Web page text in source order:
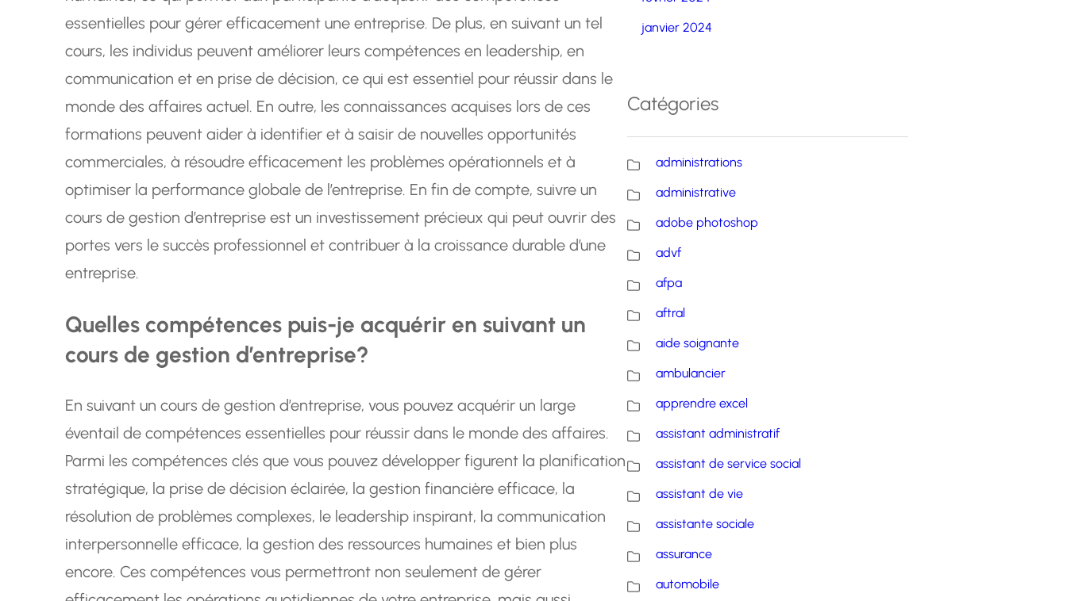
essentielles pour gérer efficacement une entreprise. De plus, en suivant un tel
cours, les individus peuvent améliorer leurs compétences en leadership, en
communication et en prise de décision, ce qui est essentiel pour réussir dans le
monde des affaires actuel. En outre, les connaissances acquises lors de ces
formations peuvent aider à identifier et à saisir de nouvelles opportunités
commerciales, à résoudre efficacement les problèmes opérationnels et à
optimiser la performance globale de l’entreprise. En fin de compte, suivre un
cours de gestion d’entreprise est un investissement précieux qui peut ouvrir des
portes vers le succès professionnel et contribuer à la croissance durable d’une
entreprise.
Quelles compétences puis-je acquérir en suivant un
cours de gestion d’entreprise?
En suivant un cours de gestion d’entreprise, vous pouvez acquérir un large
éventail de compétences essentielles pour réussir dans le monde des affaires.
Parmi les compétences clés que vous pouvez développer figurent la planification
stratégique, la prise de décision éclairée, la gestion financière efficace, la
résolution de problèmes complexes, le leadership inspirant, la communication
interpersonnelle efficace, la gestion des ressources humaines et bien plus
encore. Ces compétences vous permettront non seulement de gérer
janvier 2024
Catégories
administrations
administrative
adobe photoshop
advf
afpa
aftral
aide soignante
ambulancier
apprendre excel
assistant administratif
assistant de service social
assistant de vie
assistante sociale
assurance
automobile